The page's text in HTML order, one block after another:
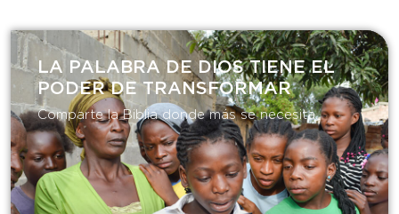
LA PALABRA DE DIOS TIENE EL
PODER DE TRANSFORMAR​
Comparte la Biblia donde más se necesita.